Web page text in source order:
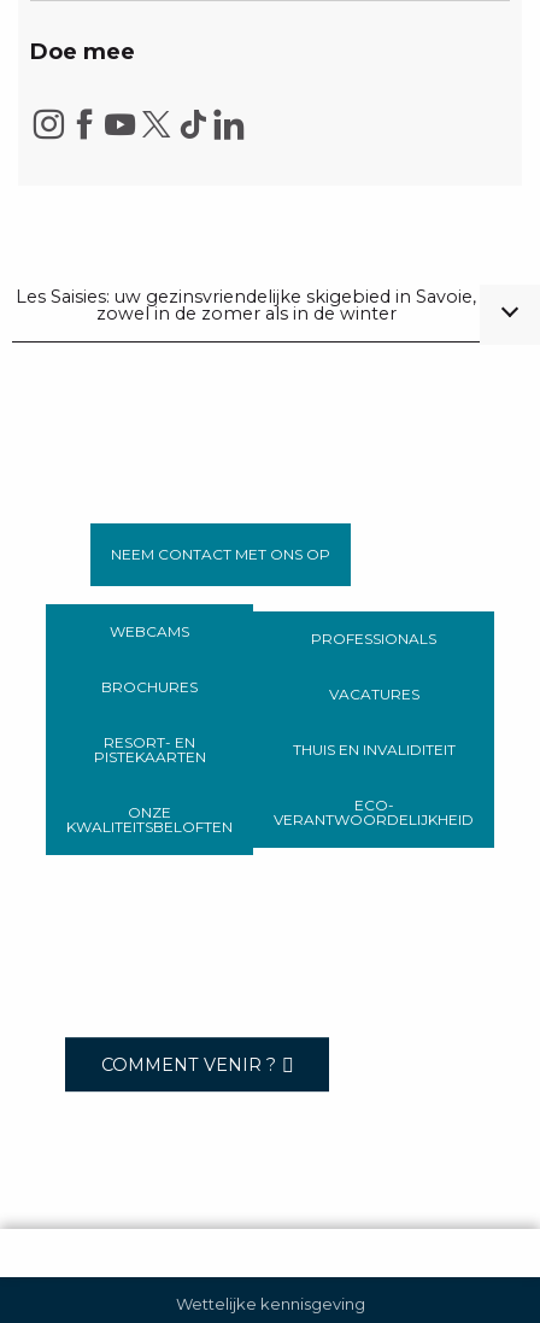
Doe mee
Les Saisies: uw gezinsvriendelijke skigebied in Savoie,
zowel in de zomer als in de winter
NEEM CONTACT MET ONS OP
WEBCAMS
BROCHURES
RESORT- EN
PISTEKAARTEN
ONZE
KWALITEITSBELOFTEN
PROFESSIONALS
VACATURES
THUIS EN INVALIDITEIT
ECO-
VERANTWOORDELIJKHEID
COMMENT VENIR ?
Wettelijke kennisgeving